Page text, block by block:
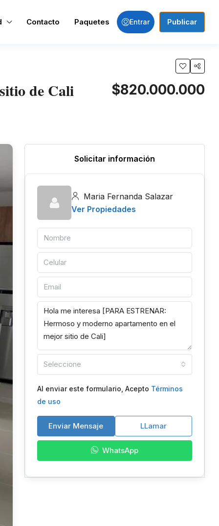
Contacto Paquetes Entrar Publicar
de Cali $820.000.000
Solicitar información
Maria Fernanda Salazar
Ver Propiedades
Seleccione
Al enviar este formulario, Acepto Términos
de uso
Enviar Mensaje LLamar
WhatsApp